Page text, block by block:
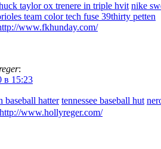
taylor ox trenere in triple hvit nike
team color tech fuse 39thirty petten
www.fkhunday.com/
:
в 15:23
baseball hatter tennessee baseball hut
http://www.hollyreger.com/